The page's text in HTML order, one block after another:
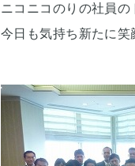
ニコニコのりの社員の
今日も気持ち新たに笑